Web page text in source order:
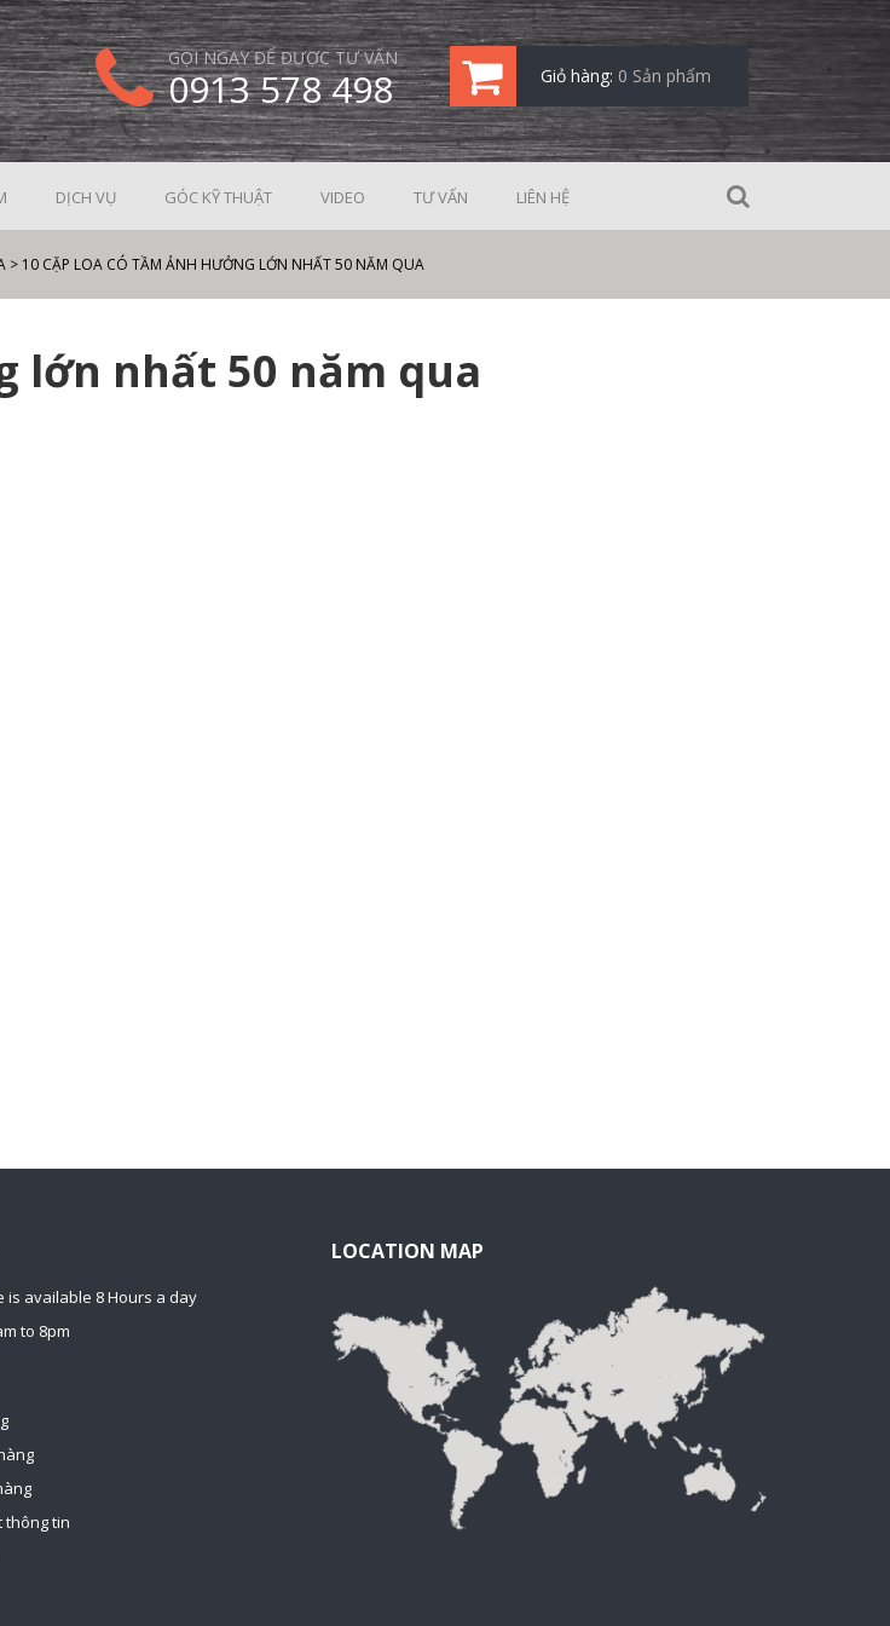
GỌI NGAY ĐỂ ĐƯỢC TƯ VẤN
0913 578 498 Giỏ hàng: 0 Sản phẩm
DỊCH VỤ GÓC KỸ THUẬT VIDEO TƯ VẤN LIÊN HỆ
> 10 CẶP LOA CÓ TẦM ẢNH HƯỞNG LỚN NHẤT 50 NĂM QUA
lớn nhất 50 năm qua
is available 8 Hours a day
to 8pm
thông tin
LOCATION MAP